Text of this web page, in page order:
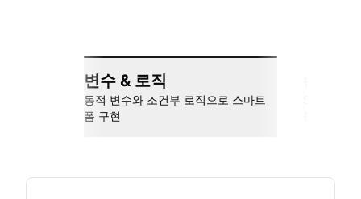
변수 & 로직
동적 변수와 조건부 로직으로 스마트
폼 구현